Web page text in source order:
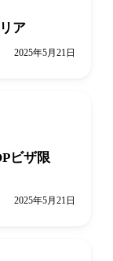
ア
2025年5月21日
ビザ限
2025年5月21日